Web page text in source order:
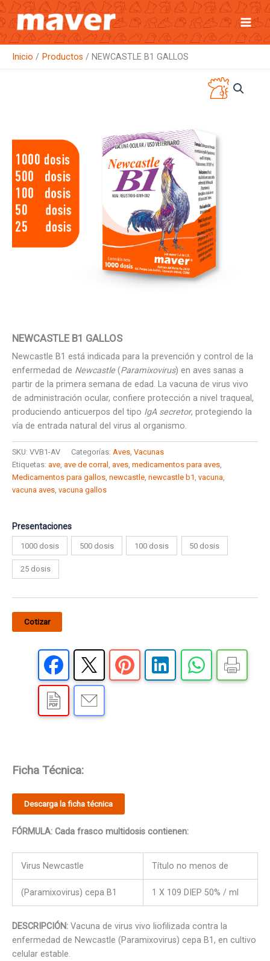
Ir
al
contenido
Inicio Productos NEWCASTLE B1 GALLOS
NEWCASTLE B1 GALLOS
Newcastle B1 está indicada para la prevención y control de la
enfermedad de Newcastle(Paramixovirus) en aves sanas a
partir de la primera semana de edad. La vacuna de virus vivo
de administración ocular, confiere protección a nivel traqueal,
produciendo anticuerpos del tipo IgA secretor, protegiendo la
vía de entrada natural del virus al organismo.
SKU: VVB1-AV Categorías: Aves, Vacunas
Etiquetas: ave, ave de corral , aves, medicamentos para aves,
Medicamentos para gallos, newcastle, newcastle b1 , vacuna,
vacuna aves, vacuna gallos
Presentaciones
1000 dosis 500 dosis 100 dosis 50 dosis
25 dosis
Cotizar
Ficha Técnica:
Descarga la ficha técnica
FÓRMULA: Cada frasco multidosis contienen:
Virus Newcastle Título no menos de
(Paramixovirus) cepa B1 1 X 109 DIEP 50% / ml
DESCRIPCIÓN: Vacuna de virus vivo liofilizada contra la
enfermedad de Newcastle (Paramixovirus) cepa B1, en cultivo
celular estable.